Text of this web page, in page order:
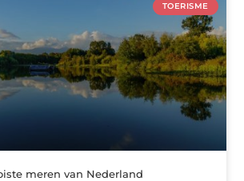
TOERISME
meren van Nederland